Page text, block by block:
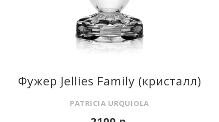
Фужер Jellies Family (кристалл)
PATRICIA URQUIOLA